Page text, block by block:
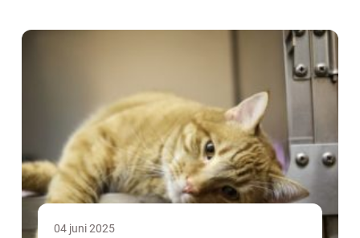
typer av ...
04 juni 2025